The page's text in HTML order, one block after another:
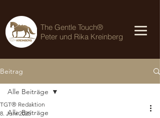
The Gentle Touch®
Peter und Rika Kreinberg
Beitrag
Alle Beiträge
Alle Beiträge
TGT® Redaktion
8. Juni 2025